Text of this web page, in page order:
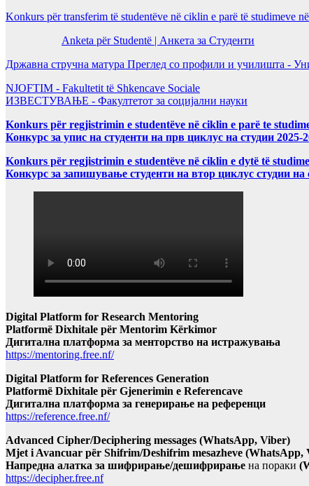
Konkurs për transferim të studentëve në ciklin e parë të studimeve
Anketa për Studentë | Анкета за Студенти
Државна стручна матура Преглед со профили и училишта -
NJOFTIM - Fakultetit të Shkencave Sociale
ИЗВЕСТУВАЊЕ - Факултетот за социјални науки
Konkurs për regjistrimin e studentëve në ciklin e parë te
Конкурс за упис на студенти на прв циклус на студии 2025-
Konkurs për regjistrimin e studentëve në ciklin e dytë të
Конкурс за запишување студенти на втор циклус студии
Digital Platform for Research Mentoring
Platformë Dixhitale për Mentorim Kërkimor
Дигитална платформа за менторство на истражувања
https://mentoring.free.nf/
Digital Platform for References Generation
Platformë Dixhitale për Gjenerimin e Referencave
Дигитална платформа за генерирање на референци
https://reference.free.nf/
Advanced Cipher/Deciphering messages (WhatsApp, Viber)
Mjet i Avancuar për Shifrim/Deshifrim mesazheve (WhatsApp,
Напредна алатка за шифрирање/дешифрирање на пораки
https://decipher.free.nf